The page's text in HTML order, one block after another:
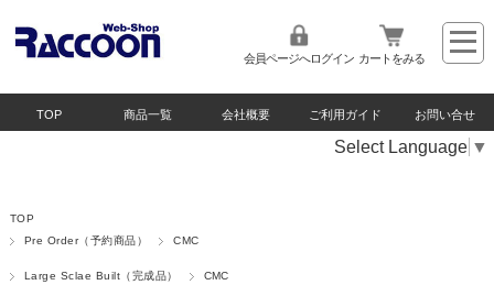
会員ページへログイン カートをみる
TOP 商品一覧 会社概要 ご利用ガイド お問い合せ
Select Language ▼
TOP
Pre Order（予約商品）
CMC
Large Sclae Built（完成品） CMC